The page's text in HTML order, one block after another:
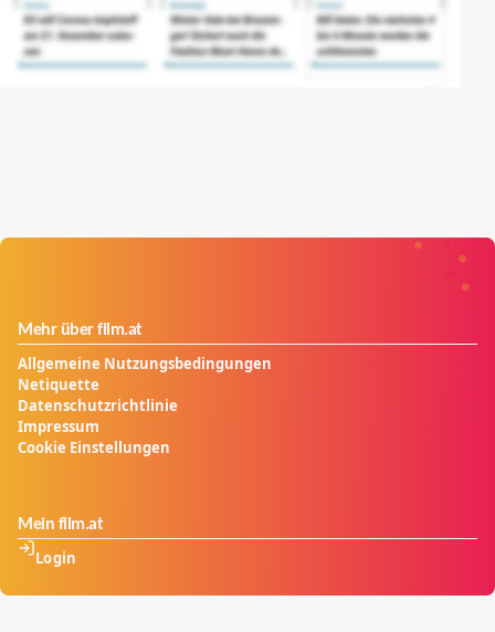
Mehr über film.at
Allgemeine Nutzungsbedingungen
Netiquette
Datenschutzrichtlinie
Impressum
Cookie Einstellungen
Mein film.at
Login